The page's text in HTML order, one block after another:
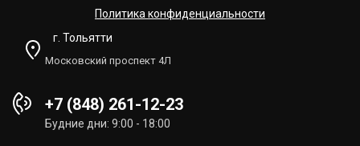
Политика конфиденциальности
г. Тольятти
Московский проспект 4Л
+7 (848) 261-12-23
Будние дни: 9:00 - 18:00